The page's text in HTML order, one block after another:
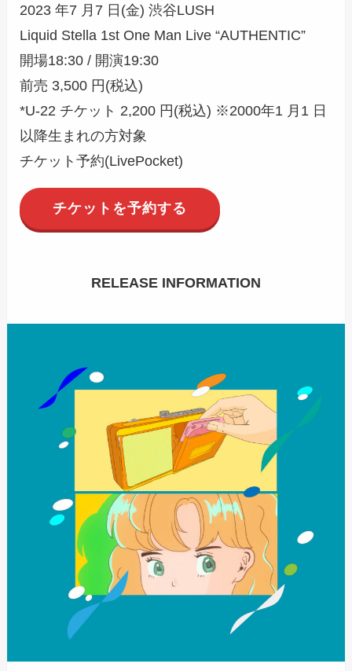
2023 年7 月7 日(金) 渋谷LUSH
Liquid Stella 1st One Man Live “AUTHENTIC”
開場18:30 / 開演19:30
前売 3,500 円(税込)
*U-22 チケット 2,200 円(税込) ※2000年1 月1 日
以降生まれの方対象
チケット予約(LivePocket)
チケットを予約する
RELEASE INFORMATION